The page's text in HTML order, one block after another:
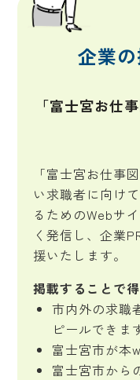
企業
「富士宮お仕
「富士宮お仕事
い求職者に向け
るためのWebサ
く発信し、企業
援いたします。
掲載することで
市内外の求職
ピールできま
富士宮市が本
富士宮市から